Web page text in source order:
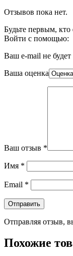
Отзывов пока нет.
Будьте первым, кто
Войти с помощью:
Ваш e-mail не
Ваша оценка
Ваш отзыв *
Имя *
Email *
Отправляя отзыв,
Похожие